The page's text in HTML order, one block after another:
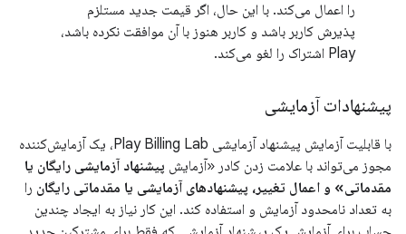
را اعمال می‌کند. با این حال، اگر قیمت جدید مستلزم
پذیرش کاربر باشد و کاربر هنوز با آن موافقت نکرده باشد،
Play اشتراک را لغو می‌کند.
پیشنهادات آزمایشی
با قابلیت آزمایش پیشنهاد آزمایشی Play Billing Lab، یک آزمایش‌کننده
مجوز می‌تواند با علامت زدن کادر «آزمایش پیشنهاد آزمایشی رایگان یا
مقدماتی» و اعمال تغییر، پیشنهادهای آزمایشی یا مقدماتی رایگان را
به تعداد نامحدود آزمایش و استفاده کند. این کار نیاز به ایجاد چندین